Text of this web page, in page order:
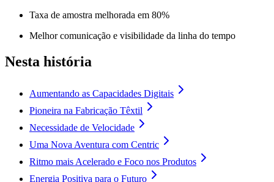
Taxa de amostra melhorada em 80%
Melhor comunicação e visibilidade da linha do tempo
Nesta história
Aumentando as Capacidades Digitais
Pioneira na Fabricação Têxtil
Necessidade de Velocidade
Uma Nova Aventura com Centric
Ritmo mais Acelerado e Foco nos Produtos
Energia Positiva para o Futuro